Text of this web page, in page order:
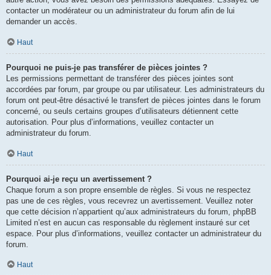
contacter un modérateur ou un administrateur du forum afin de lui
demander un accès.
Haut
Pourquoi ne puis-je pas transférer de pièces jointes ?
Les permissions permettant de transférer des pièces jointes sont
accordées par forum, par groupe ou par utilisateur. Les administrateurs du
forum ont peut-être désactivé le transfert de pièces jointes dans le forum
concerné, ou seuls certains groupes d’utilisateurs détiennent cette
autorisation. Pour plus d’informations, veuillez contacter un
administrateur du forum.
Haut
Pourquoi ai-je reçu un avertissement ?
Chaque forum a son propre ensemble de règles. Si vous ne respectez
pas une de ces règles, vous recevrez un avertissement. Veuillez noter
que cette décision n’appartient qu’aux administrateurs du forum, phpBB
Limited n’est en aucun cas responsable du règlement instauré sur cet
espace. Pour plus d’informations, veuillez contacter un administrateur du
forum.
Haut